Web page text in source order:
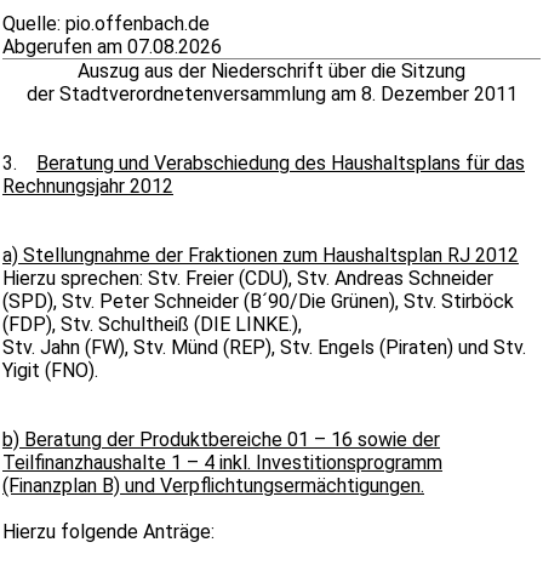
Quelle: pio.offenbach.de
Abgerufen am 07.08.2026
Auszug aus der Niederschrift über die Sitzung
der Stadtverordnetenversammlung am 8. Dezember 2011
3.
Beratung und Verabschiedung des Haushaltsplans für das
Rechnungsjahr 2012
a) Stellungnahme der Fraktionen zum Haushaltsplan RJ 2012
Hierzu sprechen: Stv. Freier (CDU), Stv. Andreas Schneider
(SPD), Stv. Peter Schneider (B´90/Die Grünen), Stv. Stirböck
(FDP), Stv. Schultheiß (DIE LINKE.),
Stv. Jahn (FW), Stv. Münd (REP), Stv. Engels (Piraten) und Stv.
Yigit (FNO).
b) Beratung der Produktbereiche 01 – 16 sowie der
Teilfinanzhaushalte 1 – 4 inkl. Investitionsprogramm
(Finanzplan B) und Verpflichtungsermächtigungen.
Hierzu folgende Anträge: